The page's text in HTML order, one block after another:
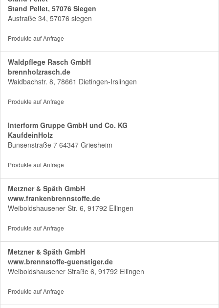
Stand Pellet, 57076 Siegen
Austraße 34, 57076 siegen
Produkte auf Anfrage
Waldpflege Rasch GmbH
brennholzrasch.de
Waidbachstr. 8, 78661 Dietingen-Irslingen
Produkte auf Anfrage
Interform Gruppe GmbH und Co. KG
KaufdeinHolz
Bunsenstraße 7 64347 Griesheim
Produkte auf Anfrage
Metzner & Späth GmbH
www.frankenbrennstoffe.de
Weiboldshausener Str. 6, 91792 Ellingen
Produkte auf Anfrage
Metzner & Späth GmbH
www.brennstoffe-guenstiger.de
Weiboldshausener Straße 6, 91792 Ellingen
Produkte auf Anfrage